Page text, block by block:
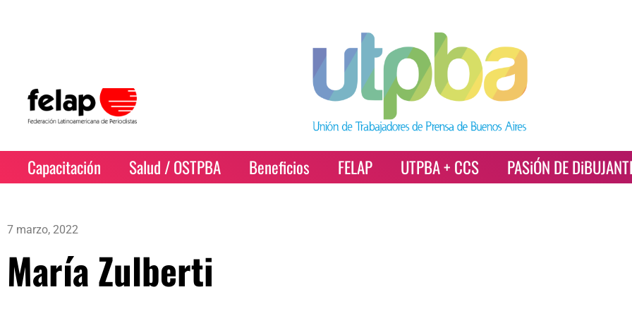
Capacitación Salud / OSTPBA Beneficios FELAP UTPBA + CCS PASiÓN DE
7 marzo, 2022
María Zulberti